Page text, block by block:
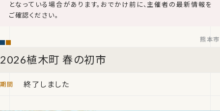
となっている場合があります。おでかけ前に、主催者の最新情報を
ご確認ください。
2026植木町 春の初市
熊本市
終了しました